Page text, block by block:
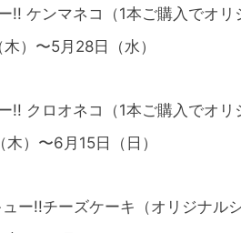
ケンマネコ（1本ご購入でオリ
）〜5月28日（水）
クロオネコ（1本ご購入でオリ
）〜6月15日（日）
ー!!チーズケーキ（オリジナル